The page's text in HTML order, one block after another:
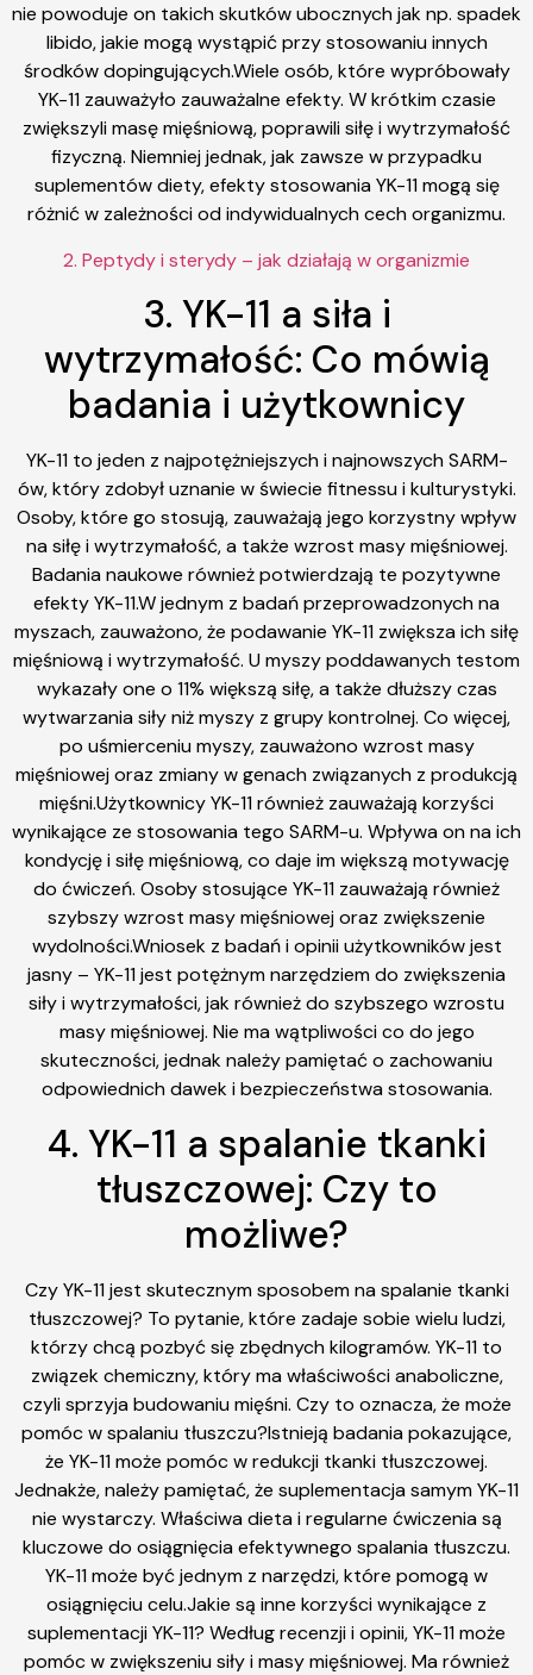
nie powoduje on takich skutków ubocznych jak np. spadek
libido, jakie mogą wystąpić przy stosowaniu innych
środków dopingujących.Wiele osób, które wypróbowały
YK-11 zauważyło zauważalne efekty. W krótkim czasie
zwiększyli masę mięśniową, poprawili siłę i wytrzymałość
fizyczną. Niemniej jednak, jak zawsze w przypadku
suplementów diety, efekty stosowania YK-11 mogą się
różnić w zależności od indywidualnych cech organizmu.
2. Peptydy i sterydy – jak działają w organizmie
3. YK-11 a siła i
wytrzymałość: Co mówią
badania i użytkownicy
YK-11 to jeden z najpotężniejszych i najnowszych SARM-
ów, który zdobył uznanie w świecie fitnessu i kulturystyki.
Osoby, które go stosują, zauważają jego korzystny wpływ
na siłę i wytrzymałość, a także wzrost masy mięśniowej.
Badania naukowe również potwierdzają te pozytywne
efekty YK-11.W jednym z badań przeprowadzonych na
myszach, zauważono, że podawanie YK-11 zwiększa ich siłę
mięśniową i wytrzymałość. U myszy poddawanych testom
wykazały one o 11% większą siłę, a także dłuższy czas
wytwarzania siły niż myszy z grupy kontrolnej. Co więcej,
po uśmierceniu myszy, zauważono wzrost masy
mięśniowej oraz zmiany w genach związanych z produkcją
mięśni.Użytkownicy YK-11 również zauważają korzyści
wynikające ze stosowania tego SARM-u. Wpływa on na ich
kondycję i siłę mięśniową, co daje im większą motywację
do ćwiczeń. Osoby stosujące YK-11 zauważają również
szybszy wzrost masy mięśniowej oraz zwiększenie
wydolności.Wniosek z badań i opinii użytkowników jest
jasny – YK-11 jest potężnym narzędziem do zwiększenia
siły i wytrzymałości, jak również do szybszego wzrostu
masy mięśniowej. Nie ma wątpliwości co do jego
skuteczności, jednak należy pamiętać o zachowaniu
odpowiednich dawek i bezpieczeństwa stosowania.
4. YK-11 a spalanie tkanki
tłuszczowej: Czy to
możliwe?
Czy YK-11 jest skutecznym sposobem na spalanie tkanki
tłuszczowej? To pytanie, które zadaje sobie wielu ludzi,
którzy chcą pozbyć się zbędnych kilogramów. YK-11 to
związek chemiczny, który ma właściwości anaboliczne,
czyli sprzyja budowaniu mięśni. Czy to oznacza, że może
pomóc w spalaniu tłuszczu?Istnieją badania pokazujące,
że YK-11 może pomóc w redukcji tkanki tłuszczowej.
Jednakże, należy pamiętać, że suplementacja samym YK-11
nie wystarczy. Właściwa dieta i regularne ćwiczenia są
kluczowe do osiągnięcia efektywnego spalania tłuszczu.
YK-11 może być jednym z narzędzi, które pomogą w
osiągnięciu celu.Jakie są inne korzyści wynikające z
suplementacji YK-11? Według recenzji i opinii, YK-11 może
pomóc w zwiększeniu siły i masy mięśniowej. Ma również